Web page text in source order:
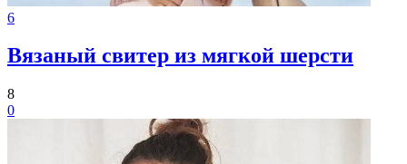
6
Вязаный свитер из мягкой шерсти
8
0